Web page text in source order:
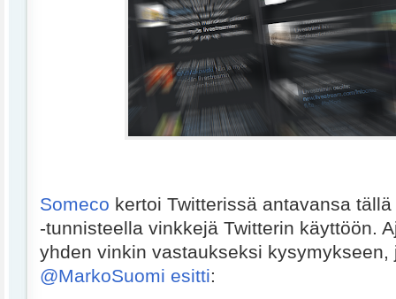
Someco kertoi Twitterissä antavansa
-tunnisteella vinkkejä Twitterin käyttöön.
yhden vinkin vastaukseksi kysymykseen,
@MarkoSuomi esitti: